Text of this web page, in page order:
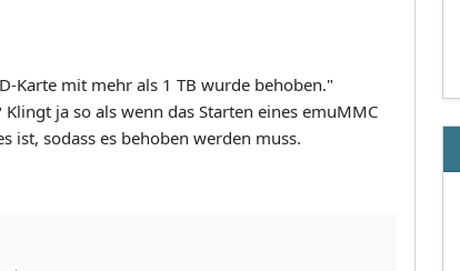
Karte mit mehr als 1 TB wurde behoben."
ja so als wenn das Starten eines emuMMC
ist, sodass es behoben werden muss.